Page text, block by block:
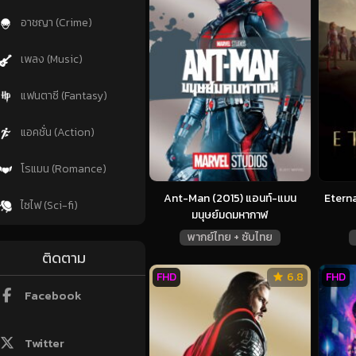
อาชญา (Crime)
เพลง (Music)
แฟนตาซี (Fantasy)
แอคชั่น (Action)
โรแมน (Romance)
ไซไฟ (Sci-fi)
ติดตาม
Facebook
Twitter
Ant-Man (2015) แอนท์-แมน
มนุษย์มดมหากาฬ
พากย์ไทย + ซับไทย
6.8
FHD FHD